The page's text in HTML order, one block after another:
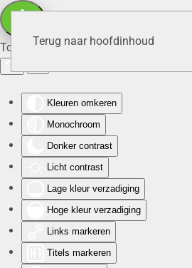
Toegankelijkheid
Kleuren omkeren
Monochroom
Donker contrast
Licht contrast
Lage kleur verzadiging
Hoge kleur verzadiging
Links markeren
Titels markeren
Terug naar hoofdinhoud